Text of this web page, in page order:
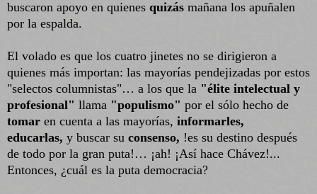
buscaron apoyo en quienes quizás mañana los apuñalen
por la espalda.
El volado es que los cuatro jinetes no se dirigieron a
quienes más importan: las mayorías pendejizadas por estos
"selectos columnistas"… a los que la "élite intelectual y
profesional" llama "populismo" por el sólo hecho de
tomar en cuenta a las mayorías, informarles,
educarlas, y buscar su consenso, !es su destino después
de todo por la gran puta!… ¡ah! ¡Así hace Chávez!...
Entonces, ¿cuál es la puta democracia?